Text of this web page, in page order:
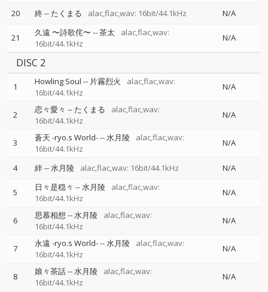
20 終-- たくまる alac,flac,wav: 16bit/44.1kHz N/A
21 久遠 〜詩歌侘〜 --茶太
alac,flac,wav:
16bit/44.1kHz
N/A
DISC 2
1 Howling Soul -- 片霧烈火
alac,flac,wav:
16bit/44.1kHz
N/A
2 恋々愛々 -- たくまる
alac,flac,wav:
16bit/44.1kHz
N/A
3 蒼天 -ryo.s World---水月陵
alac,flac,wav:
16bit/44.1kHz
N/A
4 絆--水月陵 alac,flac,wav: 16bit/44.1kHz N/A
5 日々是穏々 --水月陵
alac,flac,wav:
16bit/44.1kHz
N/A
6 思慕相想 --水月陵
alac,flac,wav:
16bit/44.1kHz
N/A
7 永遠 -ryo.s World---水月陵
alac,flac,wav:
16bit/44.1kHz
N/A
8 娘々茶話--水月陵
alac,flac,wav:
16bit/44.1kHz
N/A